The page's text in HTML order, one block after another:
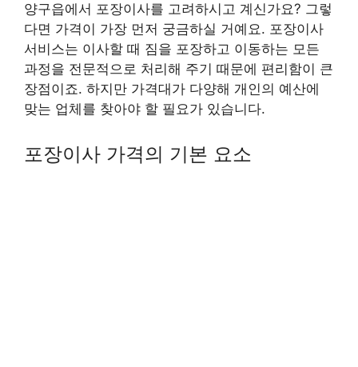
양구읍에서 포장이사를 고려하시고 계신가요? 그렇
다면 가격이 가장 먼저 궁금하실 거예요. 포장이사
서비스는 이사할 때 짐을 포장하고 이동하는 모든
과정을 전문적으로 처리해 주기 때문에 편리함이 큰
장점이죠. 하지만 가격대가 다양해 개인의 예산에
맞는 업체를 찾아야 할 필요가 있습니다.
포장이사 가격의 기본 요소